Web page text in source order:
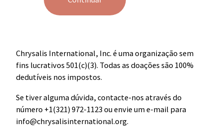
Chrysalis International, Inc. é uma organização sem
fins lucrativos 501(c)(3). Todas as doações são 100%
dedutíveis nos impostos.
Se tiver alguma dúvida, contacte-nos através do
número +1(321) 972-1123 ou envie um e-mail para
info@chrysalisinternational.org.